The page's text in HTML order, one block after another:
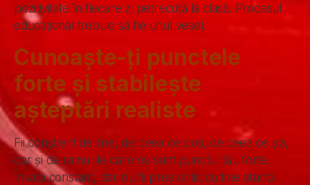
pozitivitate în fiecare zi petrecută la clasă. Procesul
educațional trebuie să fie unul vesel.
Cunoaște-ți punctele
forte și stabilește
așteptări realiste
Fii conștient de tine, de ceea ce poți, de ceea ce știi,
dar și de ramurile care nu sunt punctul tău forte.
Învață constant, dar nu fii prea critic cu tine atunci